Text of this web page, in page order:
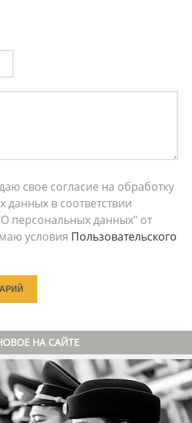
свое согласие на обработку
в соответствии
персональных данных" от
условия Пользовательского
НА САЙТЕ